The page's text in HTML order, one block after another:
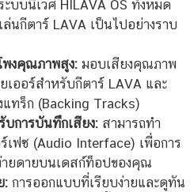
บบนิเวศ HILAVA OS ทั้งหมด
นกีตาร์ LAVA เป็นไปอย่างราบ
พงคุณภาพสูง:มอบเสียงคุณภาพ
เออร์สำหรับกีตาร์ LAVA และ
ทร็ก (Backing Tracks)
การบันทึกเสียง:สามารถทำ
ฟซ (Audio Interface) เพื่อการ
ายดายบนเดสก์ท็อปของคุณ
:การออกแบบที่เรียบง่ายและดูทัน